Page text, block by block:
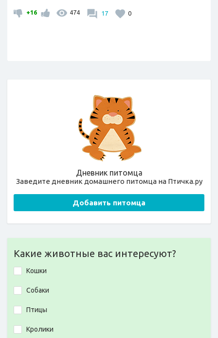
+16 474 17 0
Дневник питомца
Заведите дневник домашнего питомца на Птичка.ру
Добавить питомца
Какие животные вас интересуют?
Кошки
Собаки
Птицы
Кролики